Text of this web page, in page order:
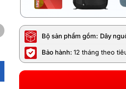
Bộ sản phẩm gồm: Dây
Bảo hành: 12 tháng theo